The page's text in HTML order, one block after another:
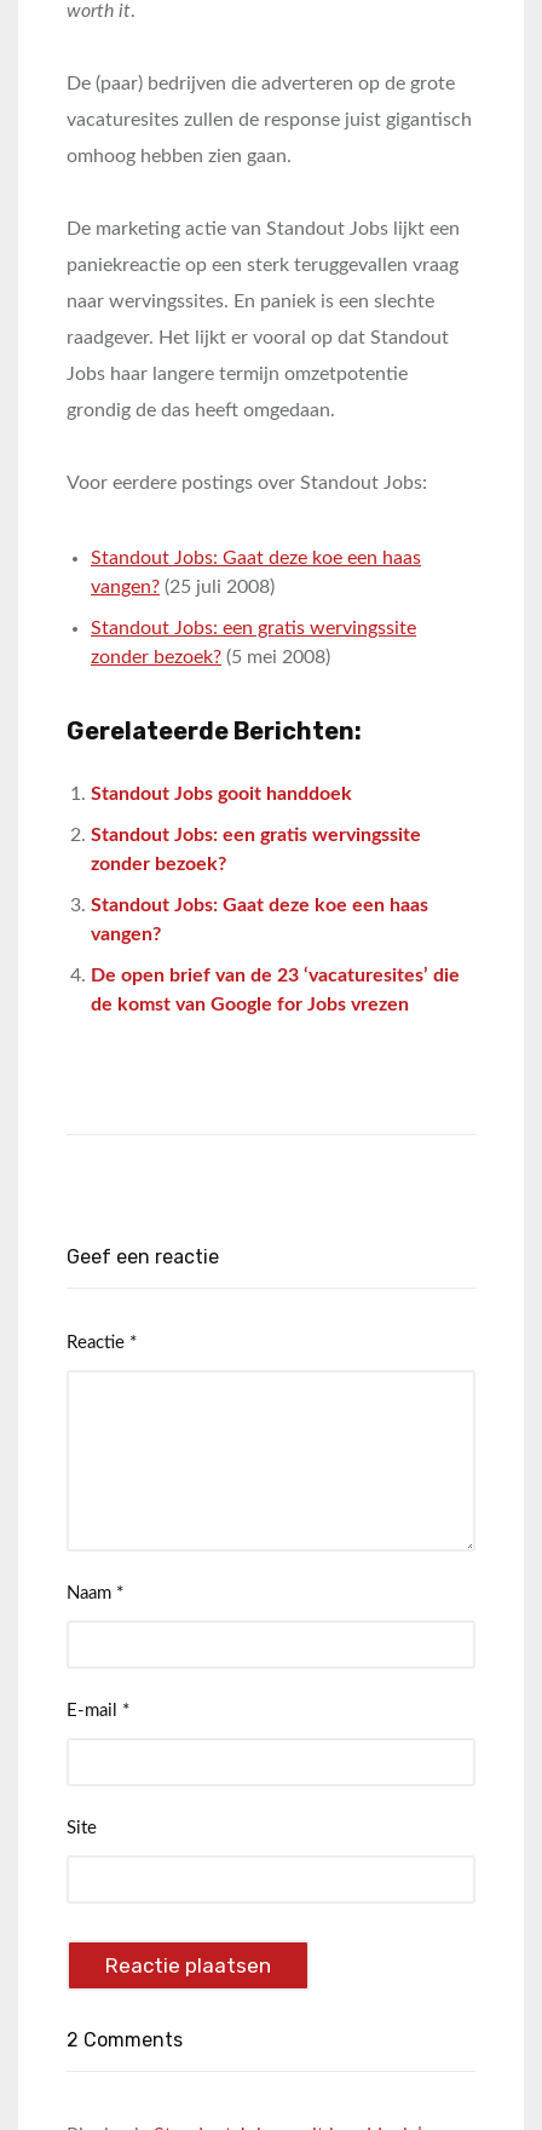
worth it.
De (paar) bedrijven die adverteren op de grote
vacaturesites zullen de response juist gigantisch
omhoog hebben zien gaan.
De marketing actie van Standout Jobs lijkt een
paniekreactie op een sterk teruggevallen vraag
naar wervingssites. En paniek is een slechte
raadgever. Het lijkt er vooral op dat Standout
Jobs haar langere termijn omzetpotentie
grondig de das heeft omgedaan.
Voor eerdere postings over Standout Jobs:
Standout Jobs: Gaat deze koe een haas
vangen? (25 juli 2008)
Standout Jobs: een gratis wervingssite
zonder bezoek? (5 mei 2008)
Gerelateerde Berichten:
Standout Jobs gooit handdoek
Standout Jobs: een gratis wervingssite
zonder bezoek?
Standout Jobs: Gaat deze koe een haas
vangen?
De open brief van de 23 ‘vacaturesites’ die
de komst van Google for Jobs vrezen
Geef een reactie
Reactie *
Naam *
E-mail *
Site
2 Comments